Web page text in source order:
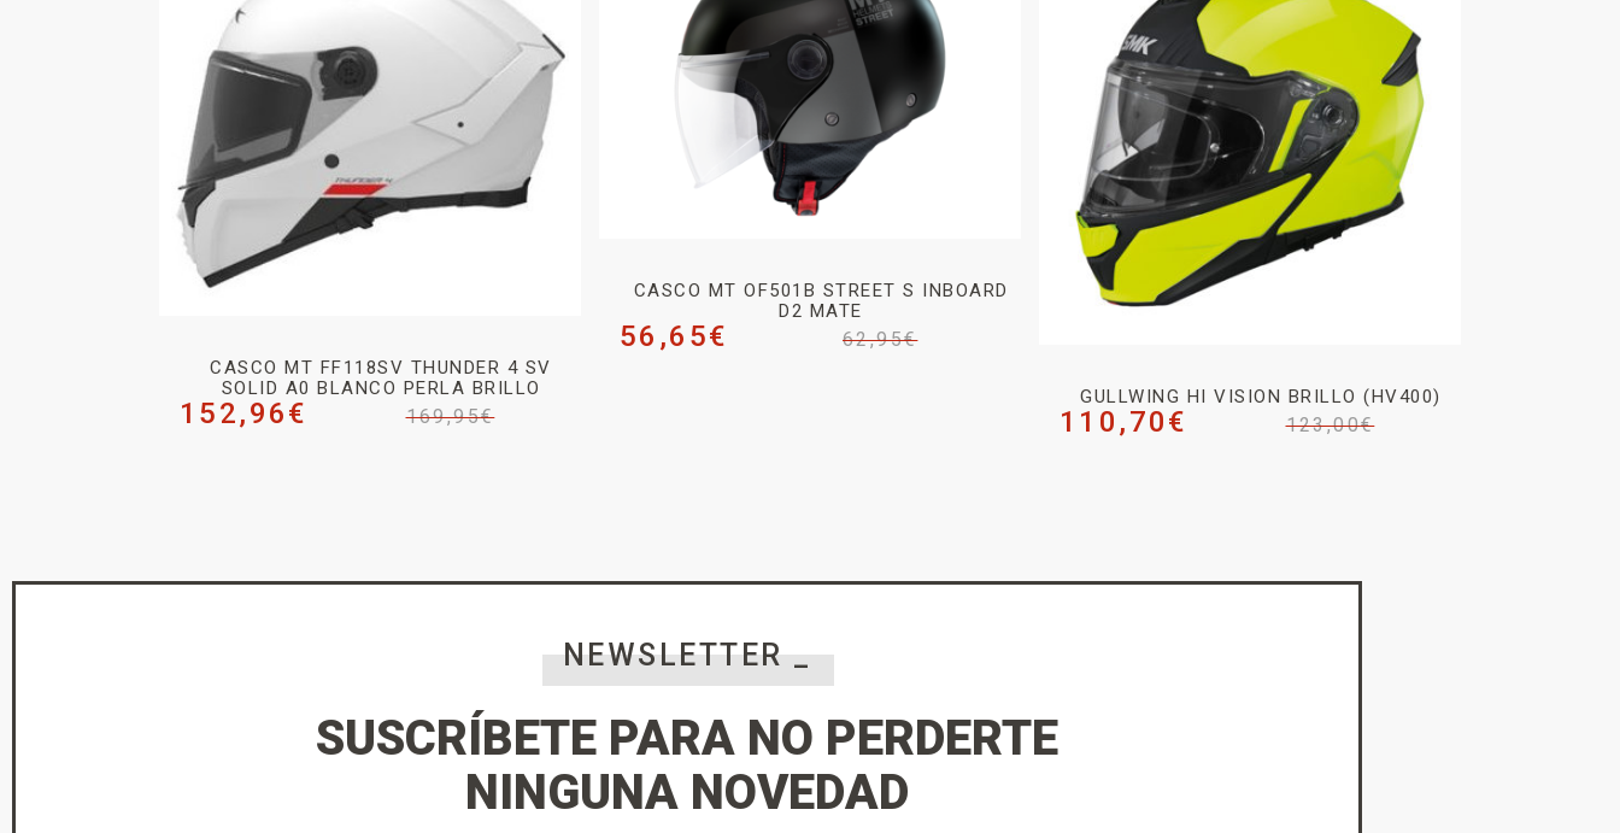
CASCO MT FF118SV THUNDER 4 SV
SOLID A0 BLANCO PERLA BRILLO
169,95€
152,96€
CASCO MT OF501B STREET S INBOARD
D2 MATE
62,95€
56,65€
GULLWING HI VISION BRILLO (HV400)
123,00€
110,70€
NEWSLETTER _
SUSCRÍBETE PARA NO PERDERTE
NINGUNA NOVEDAD